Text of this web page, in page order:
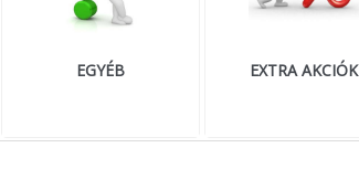
EGYÉB EXTRA AKCIÓK